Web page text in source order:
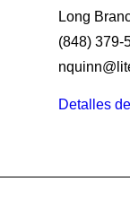
Long
(848) 379-
Detalles